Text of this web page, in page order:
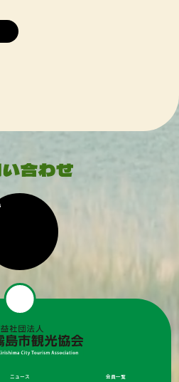
ニュース 会員一覧